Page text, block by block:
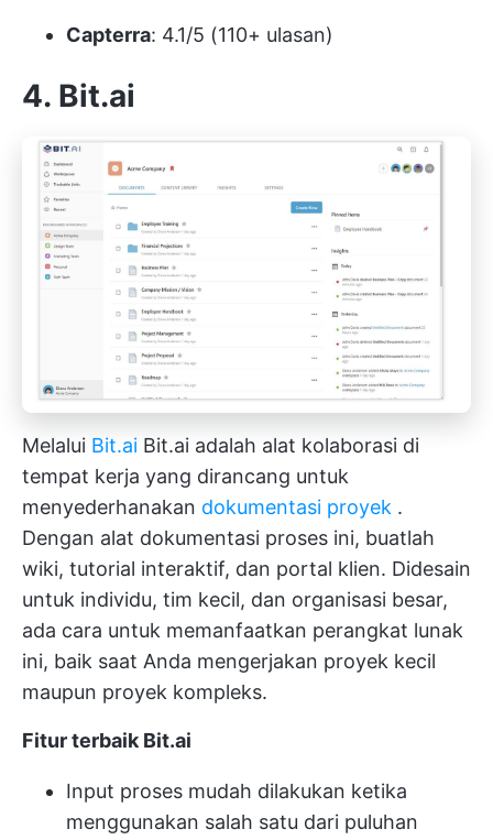
Capterra: 4.1/5 (110+ ulasan)
4. Bit.ai
Melalui Bit.ai Bit.ai adalah alat kolaborasi di
tempat kerja yang dirancang untuk
menyederhanakan dokumentasi proyek .
Dengan alat dokumentasi proses ini, buatlah
wiki, tutorial interaktif, dan portal klien. Didesain
untuk individu, tim kecil, dan organisasi besar,
ada cara untuk memanfaatkan perangkat lunak
ini, baik saat Anda mengerjakan proyek kecil
maupun proyek kompleks.
Fitur terbaik Bit.ai
Input proses mudah dilakukan ketika
menggunakan salah satu dari puluhan